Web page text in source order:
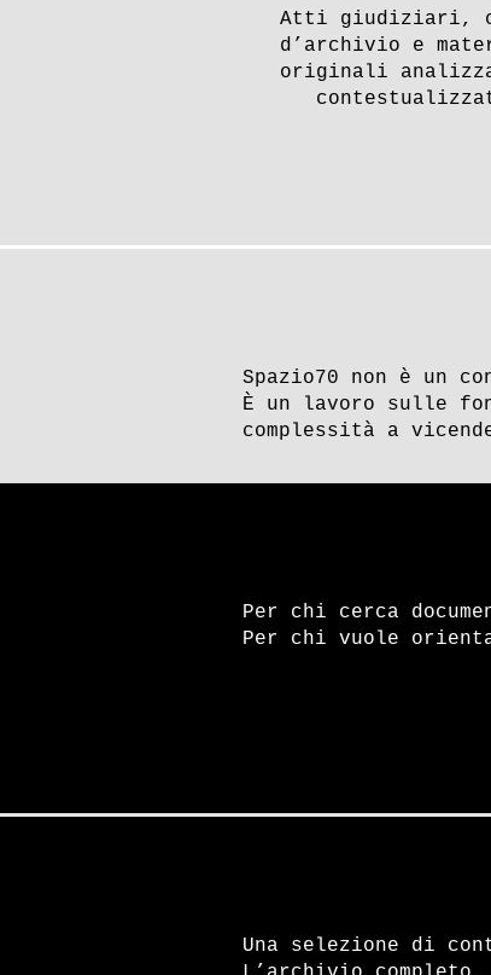
Autonomia operaia, il
Atti giudiziari,
d’archivio e
originali
Spazio70 non è un
È un lavoro sulle
complessità a
Per chi cerca
Per chi vuole
Una selezione di